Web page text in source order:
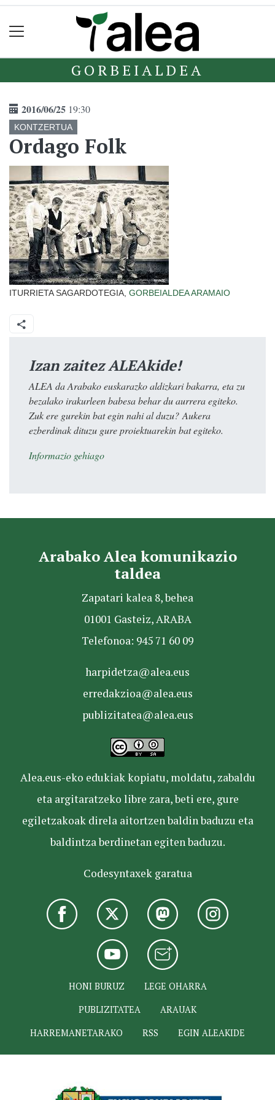
GORBEIALDEA
2016/06/25 19:30
KONTZERTUA
Ordago Folk
ITURRIETA SAGARDOTEGIA, GORBEIALDEAARAMAIO
Izan zaitez ALEAkide!
ALEA da Arabako euskarazko aldizkari bakarra, eta zu
bezalako irakurleen babesa behar du aurrera egiteko.
Zuk ere gurekin bat egin nahi al duzu? Aukera
ezberdinak dituzu gure proiektuarekin bat egiteko.
Informazio gehiago
Arabako Alea komunikazio
taldea
Zapatari kalea 8, behea
01001 Gasteiz, ARABA
Telefonoa: 945 71 60 09
harpidetza@alea.eus
erredakzioa@alea.eus
publizitatea@alea.eus
Alea.eus-eko edukiak kopiatu, moldatu, zabaldu
eta argitaratzeko libre zara, beti ere, gure
egiletzakoak direla aitortzen baldin baduzu eta
baldintza berdinetan egiten baduzu.
Codesyntaxek garatua
HONI BURUZ
LEGE OHARRA
PUBLIZITATEA
ARAUAK
HARREMANETARAKO
RSS EGIN ALEAKIDE